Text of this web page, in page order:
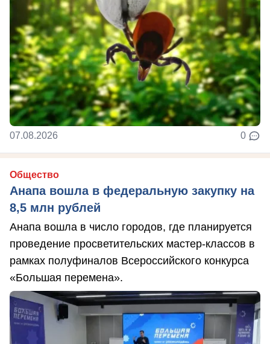
07.08.2026 0
Общество
Анапа вошла в федеральную закупку на
8,5 млн рублей
Анапа вошла в число городов, где планируется
проведение просветительских мастер-классов в
рамках полуфиналов Всероссийского конкурса
«Большая перемена».